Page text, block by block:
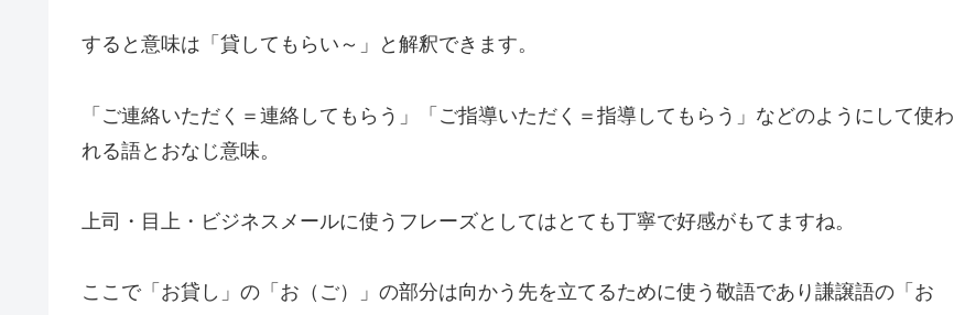
すると意味は「貸してもらい～」と解釈できます。
「ご連絡いただく＝連絡してもらう」「ご指導いただく＝指導してもらう」などのようにして使わ
れる語とおなじ意味。
上司・目上・ビジネスメールに使うフレーズとしてはとても丁寧で好感がもてますね。
ここで「お貸し」の「お（ご）」の部分は向かう先を立てるために使う敬語であり謙譲語の「お